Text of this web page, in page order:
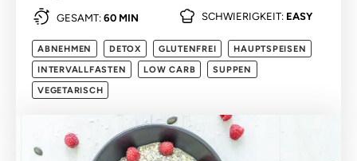
GESAMT: 60 MIN SCHWIERIGKEIT: EASY
ABNEHMEN DETOX GLUTENFREI
HAUPTSPEISEN
INTERVALLFASTEN
LOW CARB
SUPPEN
VEGETARISCH